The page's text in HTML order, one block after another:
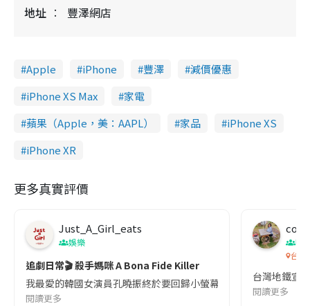
地址
豐澤網店
Apple iPhone 豐澤
減價優惠
iPhone XS Max
家電
蘋果（Apple，美：AAPL）
家品
iPhone XS
iPhone XR
更多真實評價
Just_A_Girl_eats
娛樂
追劇日常🎬 殺手媽咪 A Bona Fide Killer
我最愛的韓國女演員孔曉振終於要回歸小螢幕啦!這次的劇本改編
閱讀更多
co
吹
台灣
台灣地鐵宣
閱讀更多